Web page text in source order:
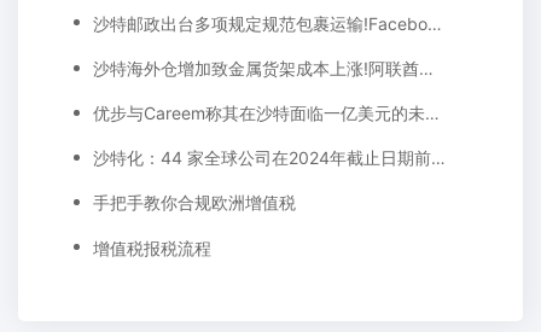
沙特邮政出台多项规定规范包裹运输!​Facebook因中东用户对品牌信任度下降而计划改名！
沙特海外仓增加致金属货架成本上涨!阿联酋邮政已为亚马逊递送150万个包裹!
优步与Careem称其在沙特面临一亿美元的未付账单!卡塔尔与欧盟签署全面航空运输协议
沙特化：44 家全球公司在2024年截止日期前将地区总部迁至利雅得
手把手教你合规欧洲增值税
增值税报税流程